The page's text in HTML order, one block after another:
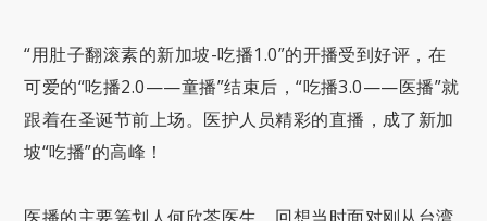
“用肚子翻滚素的新加坡-吃播1.0”的开播受到好评，在
可爱的“吃播2.0——童播”结束后，“吃播3.0——医播”就
跟着在圣诞节前上场。医护人员精彩的直播，成了新加
坡“吃播”的高峰！